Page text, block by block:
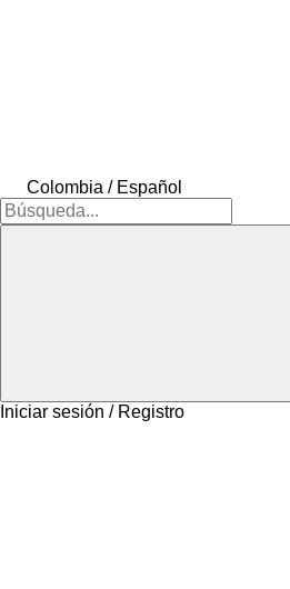
Colombia / Español
Iniciar sesión / Registro